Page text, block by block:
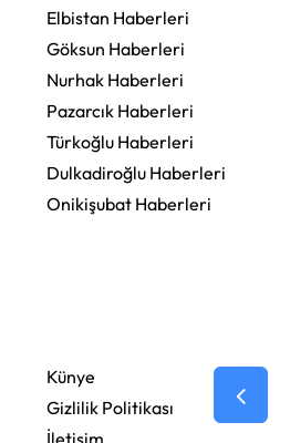
Elbistan Haberleri
Göksun Haberleri
Nurhak Haberleri
Pazarcık Haberleri
Türkoğlu Haberleri
Dulkadiroğlu Haberleri
Onikişubat Haberleri
Künye
Gizlilik Politikası